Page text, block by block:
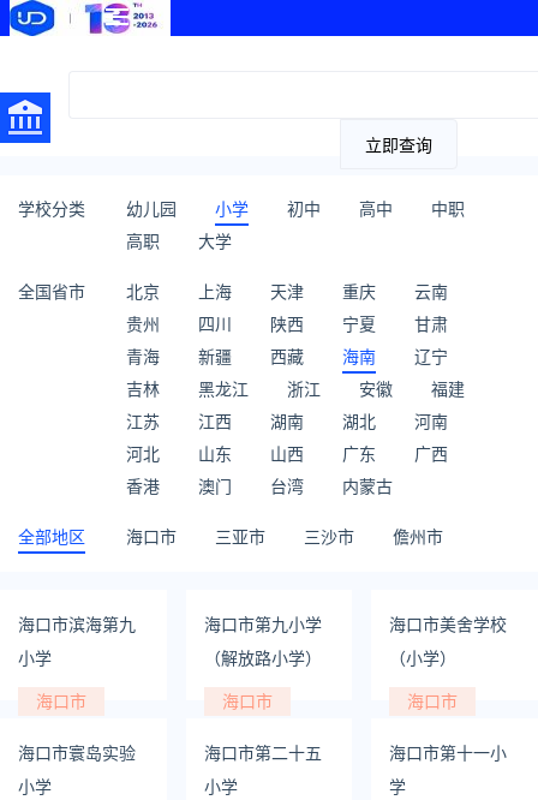
立即查询
学校分类 幼儿园 小学 初中 高中
中职
高职
大学
全国省市 北京 上海 天津 重庆
云南
贵州
四川 陕西 宁夏
甘肃
青海
新疆 西藏 海南
辽宁
吉林
黑龙江 浙江 安徽
福建
江苏
江西 湖南 湖北
河南
河北
山东 山西 广东
广西
香港
澳门 台湾 内蒙古
全部地区 海口市 三亚市 三沙市 儋州市
海口市滨海第九
小学
海口市
海口市第九小学
（解放路小学）
海口市
海口市美舍学校
（小学）
海口市
海口市寰岛实验
小学
海口市第二十五
小学
海口市第十一小
学